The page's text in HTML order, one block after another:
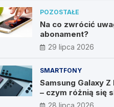
POZOSTAŁE
Na co zwrócić
abonament?
29 lipca 2026
SMARTFONY
Samsung Galaxy
– czym różnią się